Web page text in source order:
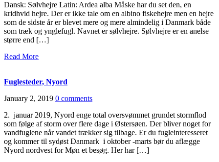
Dansk: Sølvhejre Latin: Ardea alba Måske har du set den, en
kridhvid hejre. Der er ikke tale om en albino fiskehejre men en hejre
som de sidste år er blevet mere og mere almindelig i Danmark både
som træk og ynglefugl. Navnet er sølvhejre. Sølvhejre er en anelse
større end […]
Read More
Fuglesteder, Nyord
January 2, 2019 0 comments
2. januar 2019, Nyord enge total oversvømmet grundet stormflod
som følge af storm over flere dage i Østersøen. Der bliver noget for
vandfuglene når vandet trækker sig tilbage. Er du fugleinteresseret
og kommer til sydøst Danmark i oktober -marts bør du aflægge
Nyord nordvest for Møn et besøg. Her har […]